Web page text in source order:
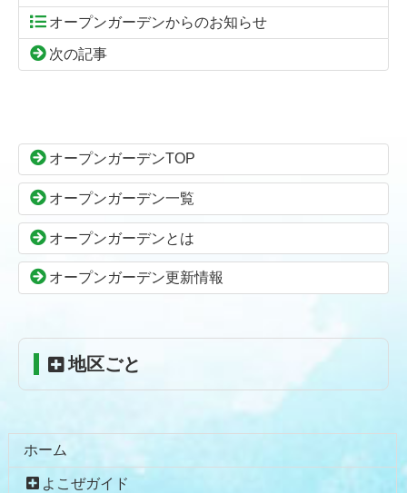
オープンガーデンからのお知らせ
次の記事
ン
本
文
先
へ
る
の
頭
へ
る
オープンガーデンTOP
オープンガーデン一覧
オープンガーデンとは
オープンガーデン更新情報
地区ごと
ホーム
よこぜガイド